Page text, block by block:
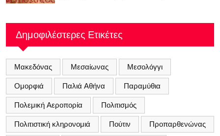
Δημοφιλέστερες Ετικέτες
Μακεδόνας Μεσαίωνας Μεσολόγγι
Ομορφιά Παλιά Αθήνα Παραμύθια
Πολεμική Αεροπορία Πολιτισμός
Πολιτιστική κληρονομιά Πούτιν Προπαρθενώνας